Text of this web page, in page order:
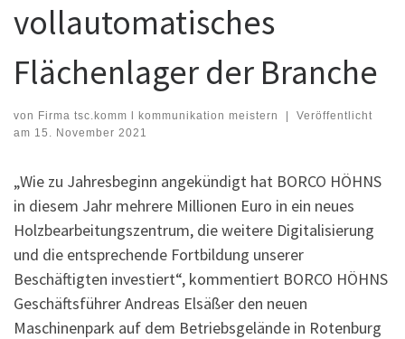
vollautomatisches
Flächenlager der Branche
von Firma tsc.komm l kommunikation meistern |
Veröffentlicht
am 15. November 2021
„Wie zu Jahresbeginn angekündigt hat BORCO HÖHNS
in diesem Jahr mehrere Millionen Euro in ein neues
Holzbearbeitungszentrum, die weitere Digitalisierung
und die entsprechende Fortbildung unserer
Beschäftigten investiert“, kommentiert BORCO HÖHNS
Geschäftsführer Andreas Elsäßer den neuen
Maschinenpark auf dem Betriebsgelände in Rotenburg